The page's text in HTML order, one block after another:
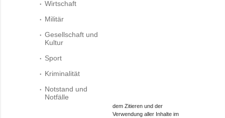
Wirtschaft
Militär
Gesellschaft und
Kultur
Sport
Kriminalität
Notstand und
Notfälle
dem Zitieren und der
Verwendung aller Inhalte im